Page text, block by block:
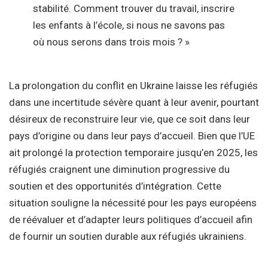
stabilité. Comment trouver du travail, inscrire
les enfants à l’école, si nous ne savons pas
où nous serons dans trois mois ? »
La prolongation du conflit en Ukraine laisse les réfugiés
dans une incertitude sévère quant à leur avenir, pourtant
désireux de reconstruire leur vie, que ce soit dans leur
pays d’origine ou dans leur pays d’accueil. Bien que l’UE
ait prolongé la protection temporaire jusqu’en 2025, les
réfugiés craignent une diminution progressive du
soutien et des opportunités d’intégration. Cette
situation souligne la nécessité pour les pays européens
de réévaluer et d’adapter leurs politiques d’accueil afin
de fournir un soutien durable aux réfugiés ukrainiens.